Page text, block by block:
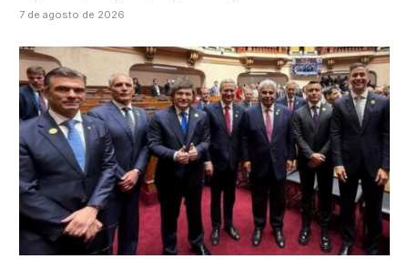
7 de agosto de 2026